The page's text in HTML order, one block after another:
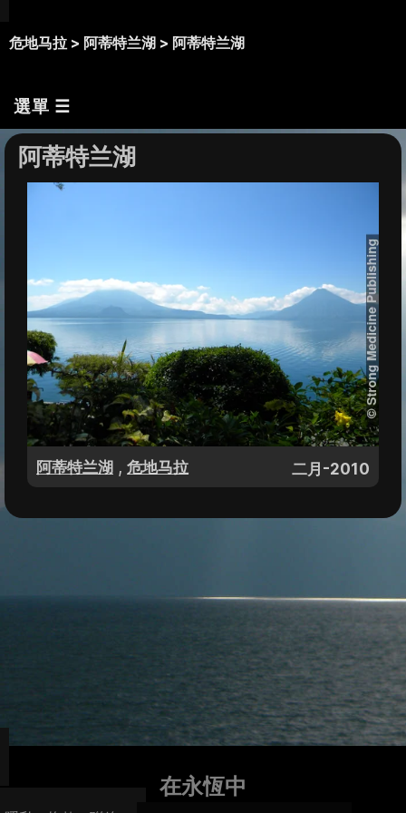
危地马拉 > 阿蒂特兰湖 > 阿蒂特兰湖
選單 ☰
阿蒂特兰湖
阿蒂特兰湖 , 危地马拉 二月-2010
在永恆中